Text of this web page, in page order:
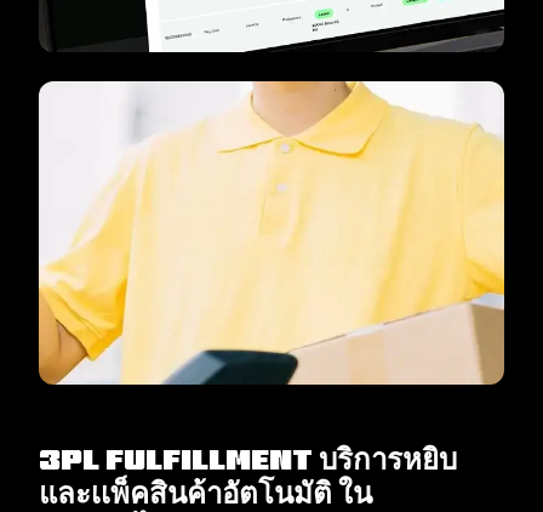
3PL fulfillment บริการหยิบ
และเเพ็คสินค้าอัตโนมัติ ใน